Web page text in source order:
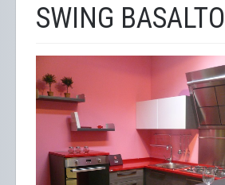
SWING BASALTO